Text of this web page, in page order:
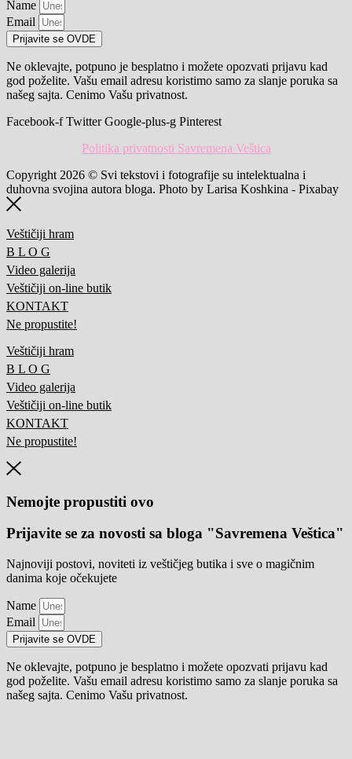
Name
Email
Prijavite se OVDE
Ne oklevajte, potpuno je besplatno i možete opozvati prijavu kad
god poželite. Vašu email adresu koristimo samo za slanje poruka sa
našeg sajta. Cenimo Vašu privatnost.
Facebook-f Twitter Google-plus-g Pinterest
Politika privatnosti Savremena Veštica
Copyright 2026 © Svi tekstovi i fotografije su intelektualna i
duhovna svojina autora bloga. Photo by Larisa Koshkina - Pixabay
Veštičiji hram
B L O G
Video galerija
Veštičiji on-line butik
KONTAKT
Ne propustite!
Veštičiji hram
B L O G
Video galerija
Veštičiji on-line butik
KONTAKT
Ne propustite!
Nemojte propustiti ovo
Prijavite se za novosti sa bloga "Savremena Veštica"
Najnoviji postovi, noviteti iz veštičjeg butika i sve o magičnim
danima koje očekujete
Name
Email
Prijavite se OVDE
Ne oklevajte, potpuno je besplatno i možete opozvati prijavu kad
god poželite. Vašu email adresu koristimo samo za slanje poruka sa
našeg sajta. Cenimo Vašu privatnost.